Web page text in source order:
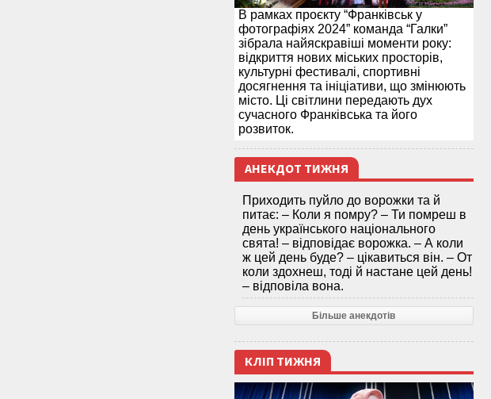
В рамках проєкту “Франківськ у
фотографіях 2024” команда “Галки”
зібрала найяскравіші моменти року:
відкриття нових міських просторів,
культурні фестивалі, спортивні
досягнення та ініціативи, що змінюють
місто. Ці світлини передають дух
сучасного Франківська та його
розвиток.
АНЕКДОТ ТИЖНЯ
Приходить пуйло до ворожки та й
питає: – Коли я помру? – Ти помреш в
день українського національного
свята! – відповідає ворожка. – А коли
ж цей день буде? – цікавиться він. – От
коли здохнеш, тоді й настане цей день!
– відповіла вона.
Більше анекдотів
КЛІП ТИЖНЯ